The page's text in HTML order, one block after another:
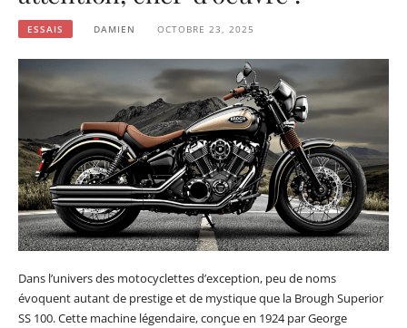
ESSAIS DAMIEN OCTOBRE 23, 2025
Dans l’univers des motocyclettes d’exception, peu de noms
évoquent autant de prestige et de mystique que la Brough Superior
SS 100. Cette machine légendaire, conçue en 1924 par George